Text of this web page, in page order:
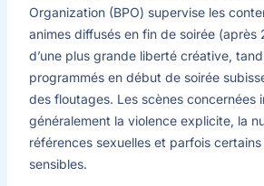
Organization (BPO) supervise les
animes diffusés en fin de soirée (après
d’une plus grande liberté créative,
programmés en début de soirée
des floutages. Les scènes concernées
généralement la violence explicite, la
références sexuelles et parfois
sensibles.